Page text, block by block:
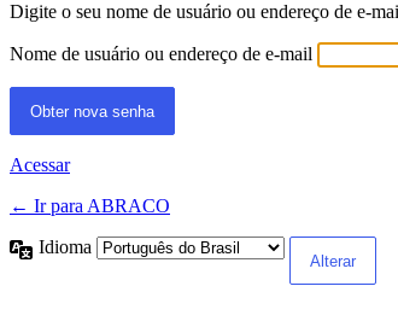
Digite o seu nome de usuário ou endereço de e-
Nome de usuário ou endereço de e-mail
Acessar
← Ir para ABRACO
Idioma